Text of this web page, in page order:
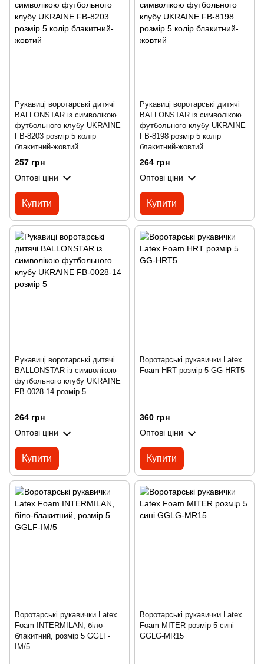
Рукавиці воротарські дитячі
BALLONSTAR із символікою
футбольного клубу UKRAINE
FB-8203 розмір 5 колір
блакитний-жовтий
257 грн
Оптові ціни
Купити
Рукавиці воротарські дитячі
BALLONSTAR із символікою
футбольного клубу UKRAINE
FB-8198 розмір 5 колір
блакитний-жовтий
264 грн
Оптові ціни
Купити
Рукавиці воротарські дитячі
BALLONSTAR із символікою
футбольного клубу UKRAINE
FB-0028-14 розмір 5
264 грн
Оптові ціни
Купити
Воротарські рукавички Latex
Foam HRT розмір 5 GG-HRT5
360 грн
Оптові ціни
Купити
Воротарські рукавички Latex
Foam INTERMILAN, біло-
блакитний, розмір 5 GGLF-
IM/5
Воротарські рукавички Latex
Foam MITER розмір 5 сині
GGLG-MR15